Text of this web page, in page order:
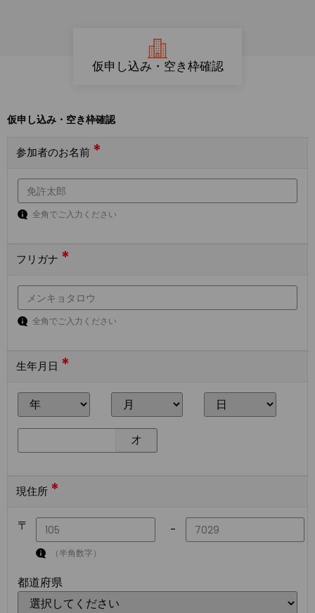
仮申し込み・空き枠確認
仮申し込み・空き枠確認
参加者のお名前 *
全角でご入力ください
フリガナ *
全角でご入力ください
生年月日 *
才
現住所 *
〒 -
（半角数字）
都道府県